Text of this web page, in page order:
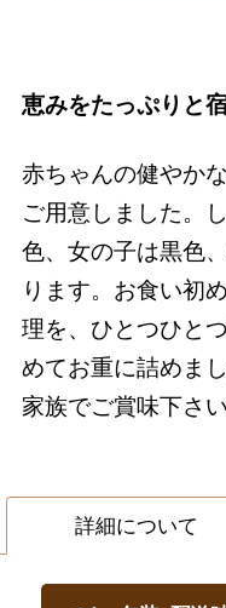
恵みをたっぷりと
赤ちゃんの健やか
ご用意しました。
色、女の子は黒色
ります。お食い初
理を、ひとつひと
めてお重に詰めま
家族でご賞味下さい
詳細について